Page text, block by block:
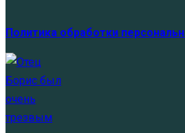
Политика обработки